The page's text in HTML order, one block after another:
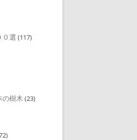
０選 (117)
の樹木 (23)